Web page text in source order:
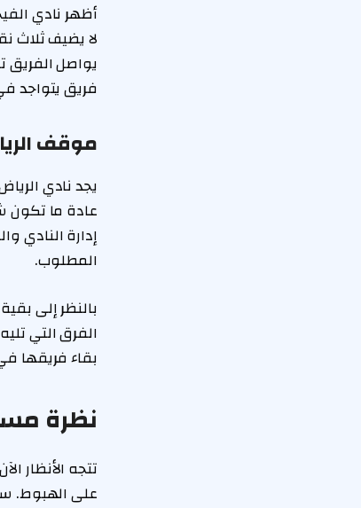
أظهر نادي
لا يضيف ثلاث
يواصل الفريق
فريق يتواجد
موقف
يجد نادي
عادة ما تكون
إدارة النادي
المطلوب.
بالنظر إلى
الفرق التي
بقاء فريقها
نظرة
تتجه الأنظار
على الهبوط.